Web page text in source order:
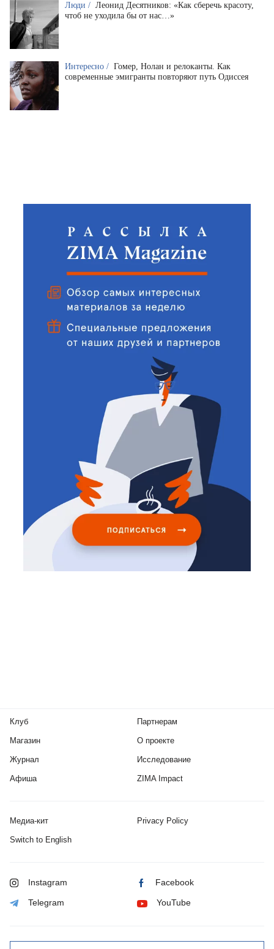
Люди / Леонид Десятников: «Как сберечь красоту,
чтоб не уходила бы от нас…»
Интересно / Гомер, Нолан и релоканты. Как
современные эмигранты повторяют путь Одиссея
Клуб
Магазин
Журнал
Афиша
Партнерам
О проекте
Исследование
ZIMA Impact
Медиа-кит Privacy Policy
Switch to English
Instagram Facebook
Telegram YouTube